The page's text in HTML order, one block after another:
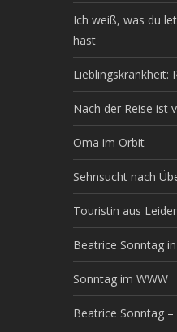
Ich weiß, was du
hast
Lieblingskrankheit:
Nach der Reise ist
Oma im Orbit
Sehnsucht nach
Touristin aus
Beatrice Sonntag
Sonntag im WWW
Beatrice Sonntag